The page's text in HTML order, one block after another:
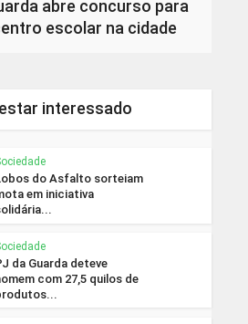
abre concurso para
escolar na cidade
interessado
do Asfalto sorteiam
em iniciativa
da Guarda deteve
com 27,5 quilos de